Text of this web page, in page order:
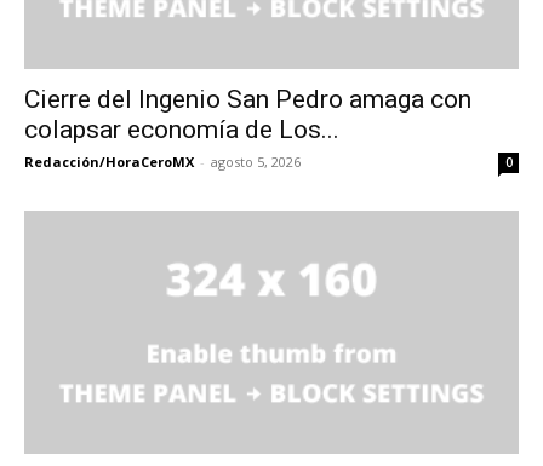
Cierre del Ingenio San Pedro amaga con
colapsar economía de Los...
Redacción/HoraCeroMX - agosto 5, 2026 0